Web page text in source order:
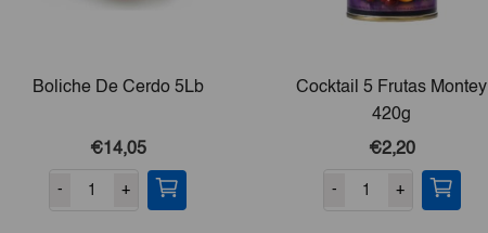
Boliche De Cerdo 5Lb
€14,05
- +
Cocktail 5 Frutas Montey
420g
€2,20
- +